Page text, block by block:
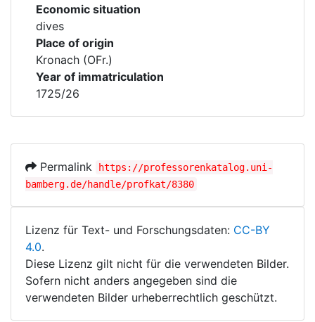
Economic situation
dives
Place of origin
Kronach (OFr.)
Year of immatriculation
1725/26
Permalink
https://professorenkatalog.uni-
bamberg.de/handle/profkat/8380
Lizenz für Text- und Forschungsdaten: CC-BY
4.0.
Diese Lizenz gilt nicht für die verwendeten Bilder.
Sofern nicht anders angegeben sind die
verwendeten Bilder urheberrechtlich geschützt.